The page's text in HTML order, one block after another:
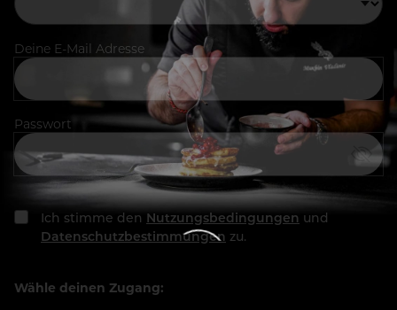
Deine E-Mail Adresse
Passwort
Ich stimme den Nutzungsbedingungen und
Datenschutzbestimmungen zu.
Wähle deinen Zugang: